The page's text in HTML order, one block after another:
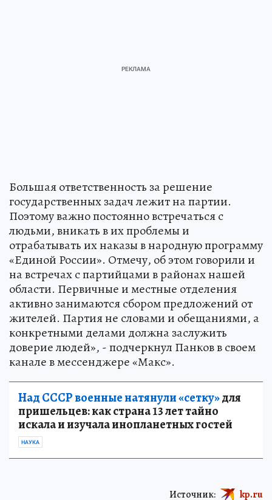
Большая ответственность за решение
государственных задач лежит на партии.
Поэтому важно постоянно встречаться с
людьми, вникать в их проблемы и
отрабатывать их наказы в народную программу
«Единой России». Отмечу, об этом говорили и
на встречах с партийцами в районах нашей
области. Первичные и местные отделения
активно занимаются сбором предложений от
жителей. Партия не словами и обещаниями, а
конкретными делами должна заслужить
доверие людей», - подчеркнул Панков в своем
канале в мессенджере «Макс».
Над СССР военные натянули «сетку»для
пришельцев: как страна 13 лет тайно
искала и изучала инопланетных гостей
НАУКА
Источник: kp.ru